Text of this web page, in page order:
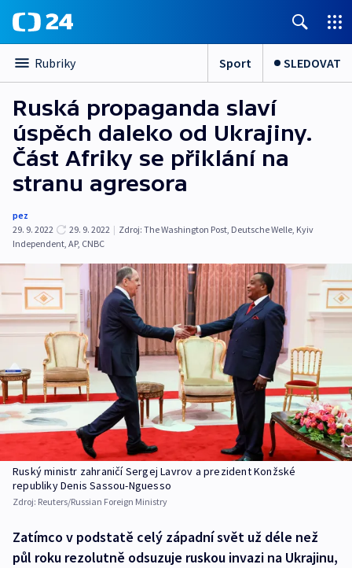
Rubriky Sport SLEDOVAT
Ruská propaganda slaví
úspěch daleko od Ukrajiny.
Část Afriky se přiklání na
stranu agresora
pez
29. 9. 2022
29. 9. 2022 | Zdroj: The Washington Post, Deutsche Welle, Kyiv
Independent, AP, CNBC
Ruský ministr zahraničí Sergej Lavrov a prezident Konžské
republiky Denis Sassou-Nguesso
Zdroj: Reuters/Russian Foreign Ministry
Zatímco v podstatě celý západní svět už déle než
půl roku rezolutně odsuzuje ruskou invazi na Ukrajinu,